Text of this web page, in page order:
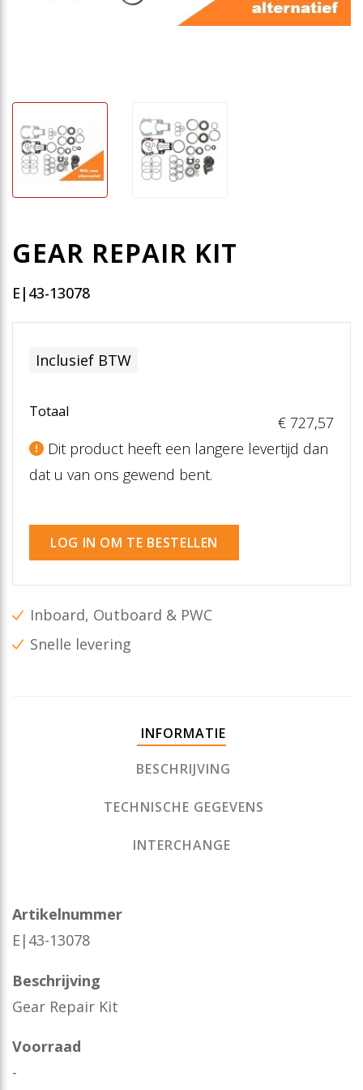
GEAR REPAIR KIT
E|43-13078
Inclusief BTW
Totaal
€ 727,57
Dit product heeft een langere levertijd dan
dat u van ons gewend bent.
LOG IN OM TE BESTELLEN
Inboard, Outboard & PWC
Snelle levering
INFORMATIE
BESCHRIJVING
TECHNISCHE GEGEVENS
INTERCHANGE
Artikelnummer
E|43-13078
Beschrijving
Gear Repair Kit
Voorraad
-